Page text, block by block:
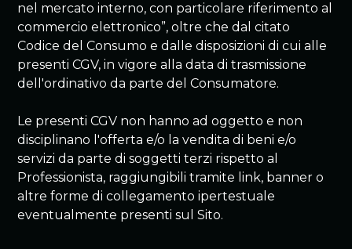
nel mercato interno, con particolare riferimento al
commercio elettronico”, oltre che dal citato
Codice del Consumo e dalle disposizioni di cui alle
presenti CGV, in vigore alla data di trasmissione
dell'ordinativo da parte del Consumatore.
Le presenti CGV non hanno ad oggetto e non
disciplinano l'offerta e/o la vendita di beni e/o
servizi da parte di soggetti terzi rispetto al
Professionista, raggiungibili tramite link, banner o
altre forme di collegamento ipertestuale
eventualmente presenti sul Sito.